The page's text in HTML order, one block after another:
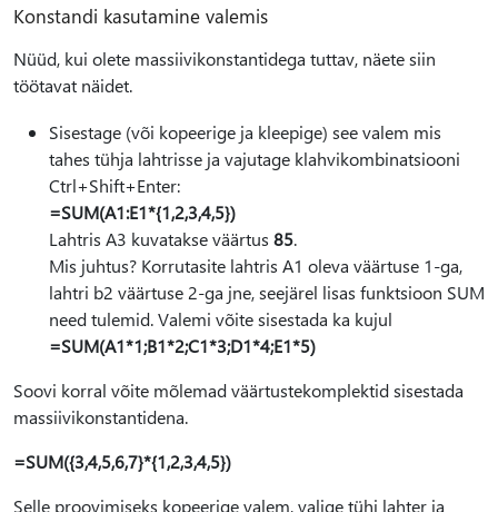
Konstandi kasutamine valemis
Nüüd, kui olete massiivikonstantidega tuttav, näete siin
töötavat näidet.
Sisestage (või kopeerige ja kleepige) see valem mis
tahes tühja lahtrisse ja vajutage klahvikombinatsiooni
Ctrl+Shift+Enter:
=SUM(A1:E1*{1,2,3,4,5})
Lahtris A3 kuvatakse väärtus 85.
Mis juhtus? Korrutasite lahtris A1 oleva väärtuse 1-ga,
lahtri b2 väärtuse 2-ga jne, seejärel lisas funktsioon SUM
need tulemid. Valemi võite sisestada ka kujul
=SUM(A1*1;B1*2;C1*3;D1*4;E1*5)
Soovi korral võite mõlemad väärtustekomplektid sisestada
massiivikonstantidena.
=SUM({3,4,5,6,7}*{1,2,3,4,5})
Selle proovimiseks kopeerige valem, valige tühi lahter ja